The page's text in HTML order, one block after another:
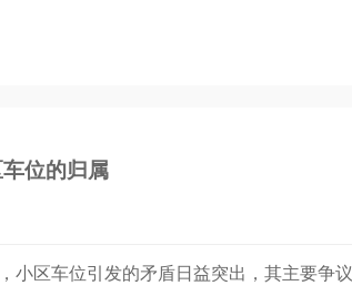
位的归属
小区车位引发的矛盾日益突出，其主要争